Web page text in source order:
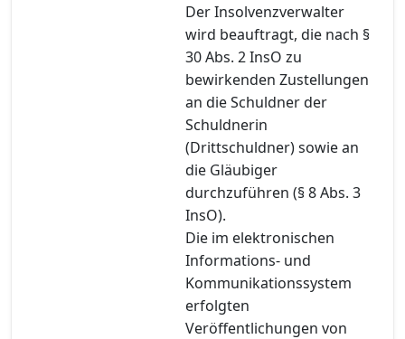
Der Insolvenzverwalter
wird beauftragt, die nach §
30 Abs. 2 InsO zu
bewirkenden Zustellungen
an die Schuldner der
Schuldnerin
(Drittschuldner) sowie an
die Gläubiger
durchzuführen (§ 8 Abs. 3
InsO).
Die im elektronischen
Informations- und
Kommunikationssystem
erfolgten
Veröffentlichungen von